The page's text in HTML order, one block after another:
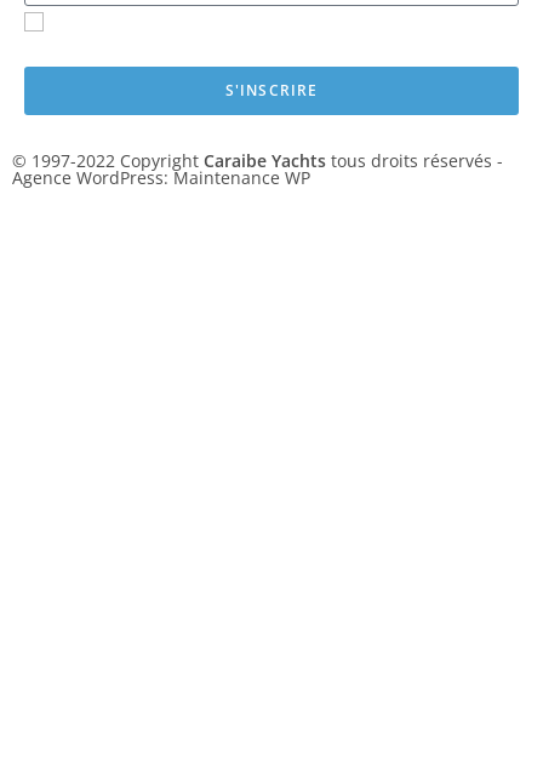
S'INSCRIRE
© 1997-2022 Copyright Caraibe Yachts tous droits réservés -
Agence WordPress: Maintenance WP